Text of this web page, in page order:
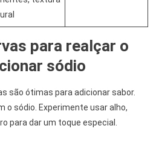
para realçar o
sódio
são ótimas para adicionar sabor.
o sódio. Experimente usar alho,
para dar um toque especial.